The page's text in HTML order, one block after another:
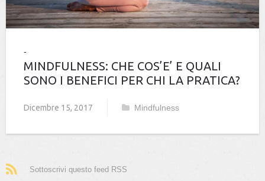
MINDFULNESS: CHE COS’E’ E QUALI
SONO I BENEFICI PER CHI LA PRATICA?
Dicembre 15, 2017 Mindfulness
Sottoscrivi questo feed RSS